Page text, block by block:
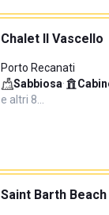
Chalet Il Vascello
Porto Recanati
Sabbiosa·
e altri 8…
Saint Barth Beach